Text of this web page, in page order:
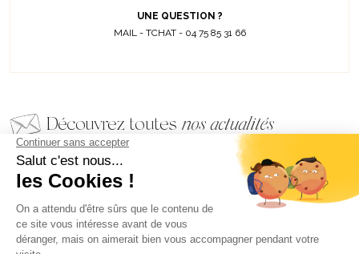
UNE QUESTION ?
MAIL - TCHAT - 04 75 85 31 66
Découvrez toutes nos actualités
EMAIL
VALIDER